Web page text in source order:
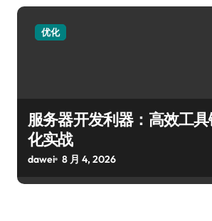
优化
服务器开发利器：高效工
化实战
dawei 8 月 4, 2026